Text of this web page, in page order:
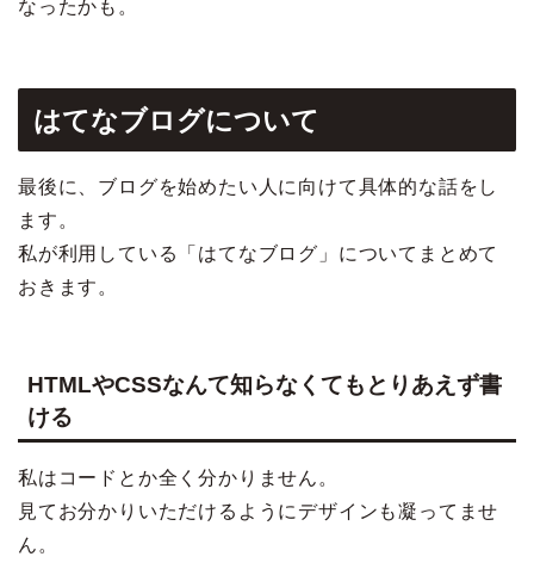
なったかも。
はてなブログについて
最後に、ブログを始めたい人に向けて具体的な話をし
ます。
私が利用している「はてなブログ」についてまとめて
おきます。
HTMLやCSSなんて知らなくてもとりあえず書
ける
私はコードとか全く分かりません。
見てお分かりいただけるようにデザインも凝ってませ
ん。